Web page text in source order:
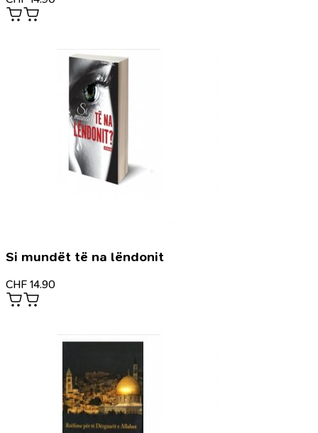
Si mundët të na lëndonit
CHF 14.90